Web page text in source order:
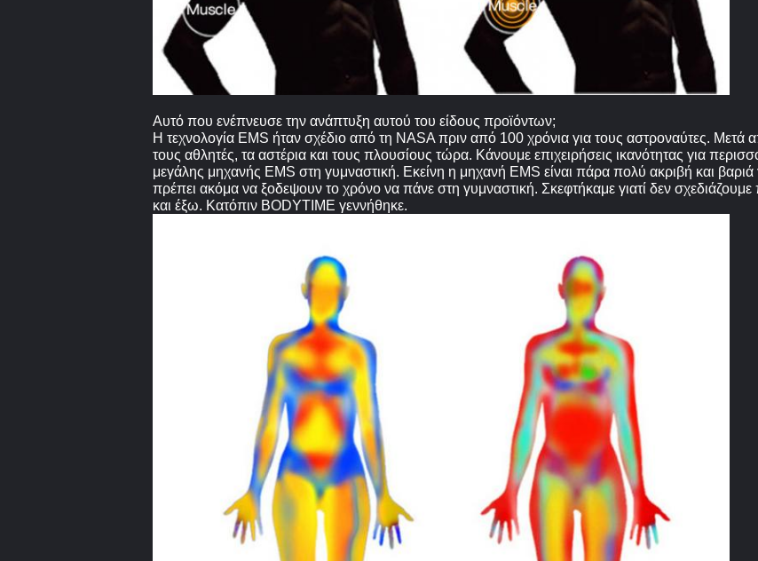
Αυτό που ενέπνευσε την ανάπτυξη αυτού του είδους προϊόντων;
Η τεχνολογία EMS ήταν σχέδιο από τη NASA πριν από 100 χρόνια για τους αστροναύτες. Μετά
τους αθλητές, τα αστέρια και τους πλουσίους τώρα. Κάνουμε επιχειρήσεις ικανότητας για
μεγάλης μηχανής EMS στη γυμναστική. Εκείνη η μηχανή EMS είναι πάρα πολύ ακριβή και
πρέπει ακόμα να ξοδεψουν το χρόνο να πάνε στη γυμναστική. Σκεφτήκαμε γιατί δεν
και έξω. Κατόπιν BODYTIME γεννήθηκε.